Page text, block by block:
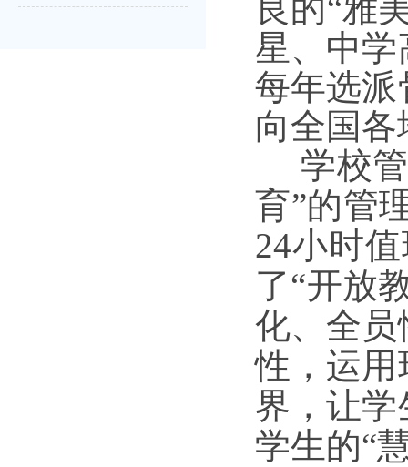
良的“雅
星、中
每年选
向全国各
学校
育”的管
24小时
了“开放
化、全
性，运
界，让学
学生的“